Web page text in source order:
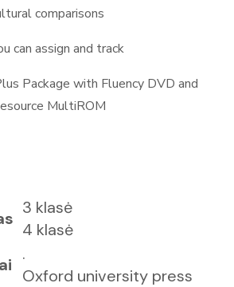
comparisons
can assign and track
Package with Fluency DVD and
MultiROM
3 klasė
4 klasė
.
Oxford university press